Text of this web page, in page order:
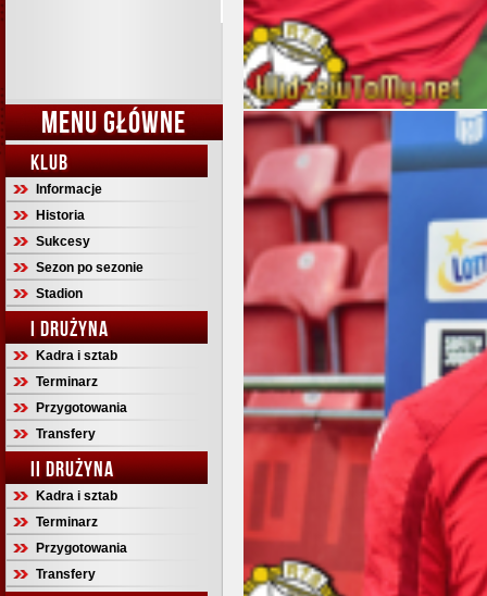
MENU GŁÓWNE
KLUB
Informacje
Historia
Sukcesy
Sezon po sezonie
Stadion
I DRUŻYNA
Kadra i sztab
Terminarz
Przygotowania
Transfery
II DRUŻYNA
Kadra i sztab
Terminarz
Przygotowania
Transfery